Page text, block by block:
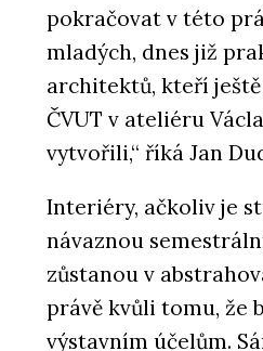
pokračovat v této
mladých, dnes již
architektů, kteří
ČVUT v ateliéru
vytvořili,“ říká Jan
Interiéry, ačkoliv je
návaznou
zůstanou v
právě kvůli tomu, že
výstavním účelům.